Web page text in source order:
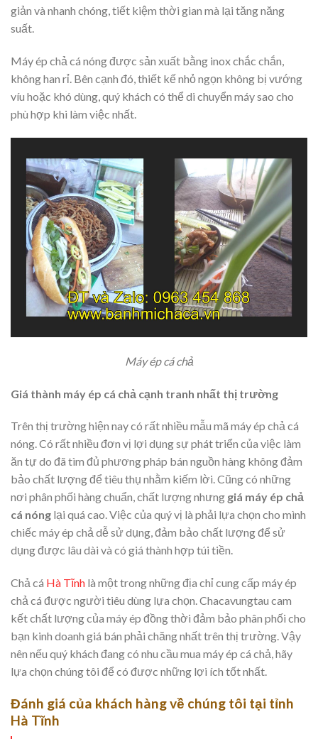
giản và nhanh chóng, tiết kiệm thời gian mà lại tăng năng
suất.
Máy ép chả cá nóng được sản xuất bằng inox chắc chắn,
không han rỉ. Bên cạnh đó, thiết kế nhỏ ngọn không bị vướng
víu hoặc khó dùng, quý khách có thể di chuyển máy sao cho
phù hợp khi làm việc nhất.
Máy ép cá chả
Giá thành máy ép cá chả cạnh tranh nhất thị trường
Trên thị trường hiện nay có rất nhiều mẫu mã máy ép chả cá
nóng. Có rất nhiều đơn vị lợi dụng sự phát triển của việc làm
ăn tự do đã tìm đủ phương pháp bán nguồn hàng không đảm
bảo chất lượng để tiêu thụ nhằm kiếm lời. Cũng có những
nơi phân phối hàng chuẩn, chất lượng nhưng giá máy ép chả
cá nóng lại quá cao. Việc của quý vị là phải lựa chọn cho mình
chiếc máy ép chả dễ sử dụng, đảm bảo chất lượng để sử
dụng được lâu dài và có giá thành hợp túi tiền.
Chả cá Hà Tĩnh là một trong những địa chỉ cung cấp máy ép
chả cá được người tiêu dùng lựa chọn. Chacavungtau cam
kết chất lượng của máy ép đồng thời đảm bảo phân phối cho
bạn kinh doanh giá bán phải chăng nhất trên thị trường. Vậy
nên nếu quý khách đang có nhu cầu mua máy ép cá chả, hãy
lựa chọn chúng tôi để có được những lợi ích tốt nhất.
Đánh giá của khách hàng về chúng tôi tại tỉnh
Hà Tĩnh